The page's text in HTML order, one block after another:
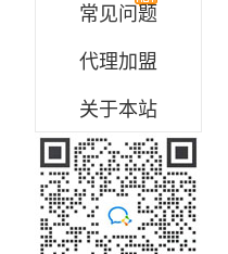
常见问题
代理加盟
关于本站